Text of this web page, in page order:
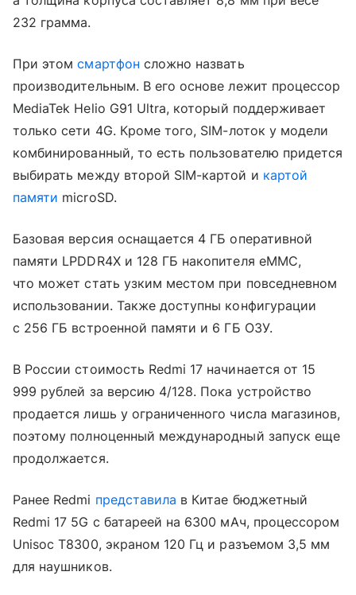
232 грамма.
При этомсмартфонсложно назвать
производительным. В его основе лежит процессор
MediaTek Helio G91 Ultra, который поддерживает
только сети 4G. Кроме того, SIM-лоток у модели
комбинированный, то есть пользователю придется
выбирать между второй SIM-картой и картой
памяти microSD.
Базовая версия оснащается 4 ГБ оперативной
памяти LPDDR4X и 128 ГБ накопителя eMMC,
что может стать узким местом при повседневном
использовании. Также доступны конфигурации
с 256 ГБ встроенной памяти и 6 ГБ ОЗУ.
В России стоимость Redmi 17 начинается от 15
999 рублей за версию 4/128. Пока устройство
продается лишь у ограниченного числа магазинов,
поэтому полноценный международный запуск еще
продолжается.
Ранее Redmi представила в Китае бюджетный
Redmi 17 5G с батареей на 6300 мАч, процессором
Unisoc T8300, экраном 120 Гц и разъемом 3,5 мм
для наушников.